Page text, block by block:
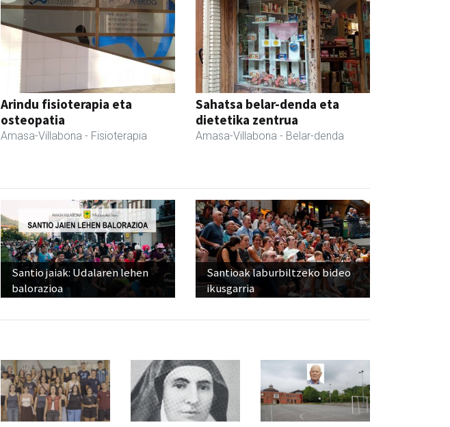
Arindu fisioterapia eta
osteopatia
Amasa-Villabona - Fisioterapia
Sahatsa belar-denda eta
dietetika zentrua
Amasa-Villabona - Belar-denda
Santio jaiak: Udalaren lehen
balorazioa
Santioak laburbiltzeko bideo
ikusgarria